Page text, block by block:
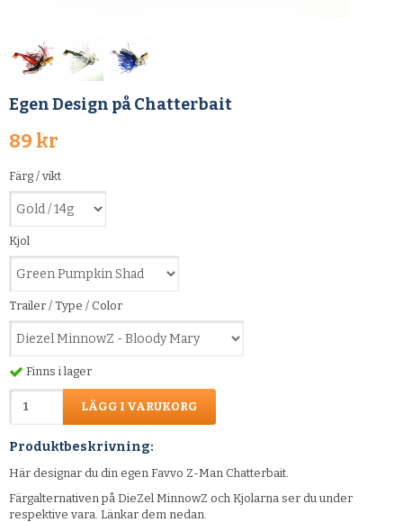
Egen Design på Chatterbait
89 kr
Färg / vikt
Kjol
Trailer / Type / Color
Finns i lager
LÄGG I VARUKORG
Produktbeskrivning:
Här designar du din egen Favvo Z-Man Chatterbait.
Färgalternativen på DieZel MinnowZ och Kjolarna ser du under
respektive vara. Länkar dem nedan.